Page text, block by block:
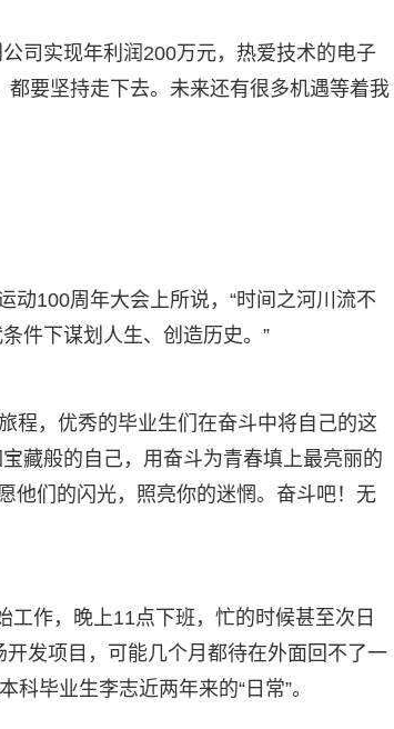
司实现年利润200万元，热爱技术的电子
要坚持走下去。未来还有很多机遇等着我
动100周年大会上所说，“时间之河川流不
件下谋划人生、创造历史。”
程，优秀的毕业生们在奋斗中将自己的这
藏般的自己，用奋斗为青春填上最亮丽的
他们的闪光，照亮你的迷惘。奋斗吧！无
工作，晚上11点下班，忙的时候甚至次日
发项目，可能几个月都待在外面回不了一
毕业生李志近两年来的“日常”。